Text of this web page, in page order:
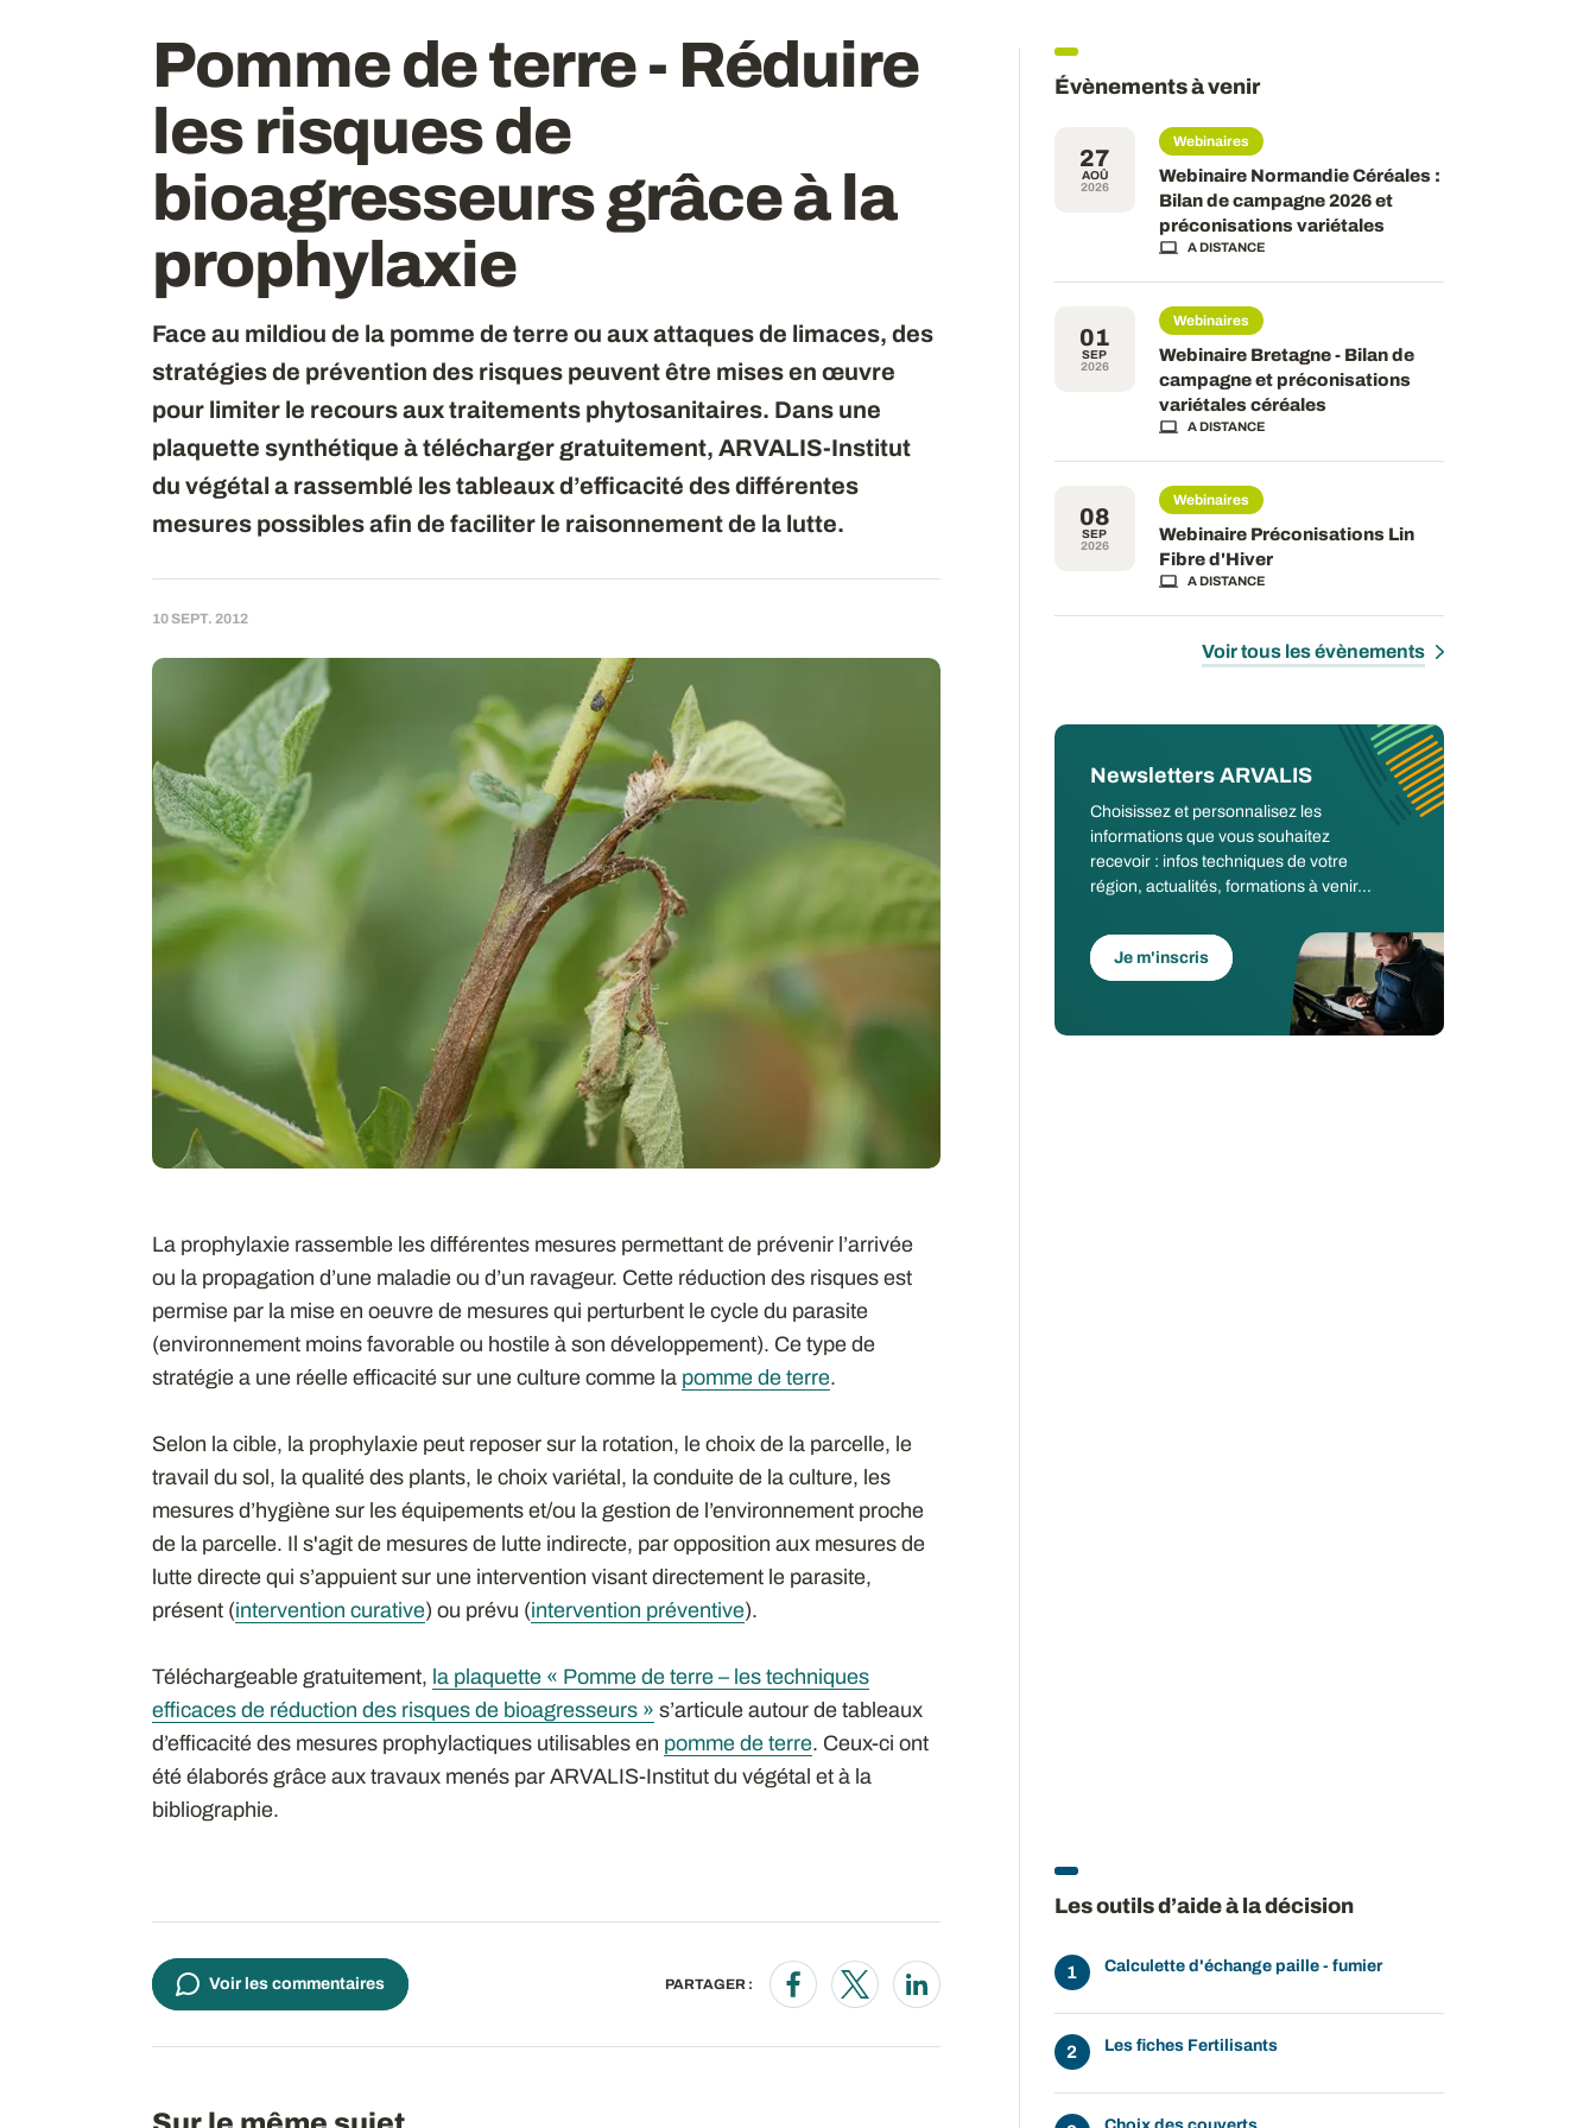
Pomme de terre - Réduire
les risques de
bioagresseurs grâce à la
prophylaxie
Face au mildiou de la pomme de terre ou aux attaques de limaces, des
stratégies de prévention des risques peuvent être mises en œuvre
pour limiter le recours aux traitements phytosanitaires. Dans une
plaquette synthétique à télécharger gratuitement, ARVALIS-Institut
du végétal a rassemblé les tableaux d’efficacité des différentes
mesures possibles afin de faciliter le raisonnement de la lutte.
10 SEPT. 2012
La prophylaxie rassemble les différentes mesures permettant de prévenir l’arrivée
ou la propagation d’une maladie ou d’un ravageur. Cette réduction des risques est
permise par la mise en oeuvre de mesures qui perturbent le cycle du parasite
(environnement moins favorable ou hostile à son développement). Ce type de
stratégie a une réelle efficacité sur une culture comme la pomme de terre.
Selon la cible, la prophylaxie peut reposer sur la rotation, le choix de la parcelle, le
travail du sol, la qualité des plants, le choix variétal, la conduite de la culture, les
mesures d’hygiène sur les équipements et/ou la gestion de l’environnement proche
de la parcelle. Il s'agit de mesures de lutte indirecte, par opposition aux mesures de
lutte directe qui s’appuient sur une intervention visant directement le parasite,
présent (intervention curative) ou prévu (intervention préventive).
Téléchargeable gratuitement, la plaquette « Pomme de terre – les techniques
efficaces de réduction des risques de bioagresseurs » s’articule autour de tableaux
d’efficacité des mesures prophylactiques utilisables en pomme de terre. Ceux-ci ont
été élaborés grâce aux travaux menés par ARVALIS-Institut du végétal et à la
bibliographie.
Voir les commentaires PARTAGER :
Opens in a new window
Opens in a new window
Opens in a new window
Évènements à venir
27
AOÛ
2026
Webinaires
Webinaire Normandie Céréales :
Bilan de campagne 2026 et
préconisations variétales
A DISTANCE
01
SEP
2026
Webinaires
Webinaire Bretagne - Bilan de
campagne et préconisations
variétales céréales
A DISTANCE
08
SEP
2026
Webinaires
Webinaire Préconisations Lin
Fibre d'Hiver
A DISTANCE
Voir tous les évènements
Newsletters ARVALIS
Choisissez et personnalisez les
informations que vous souhaitez
recevoir : infos techniques de votre
région, actualités, formations à venir...
Je m'inscris
Les outils d’aide à la décision
Calculette d'échange paille - fumier
Les fiches Fertilisants